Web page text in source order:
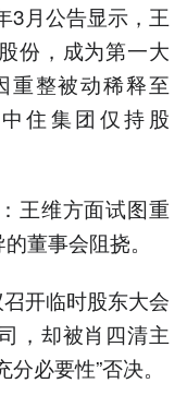
3月公告显示，王
份，成为第一大
重整被动稀释至
住集团仅持股
王维方面试图重
董事会阻挠。
开临时股东大会
，却被肖四清主
必要性”否决。